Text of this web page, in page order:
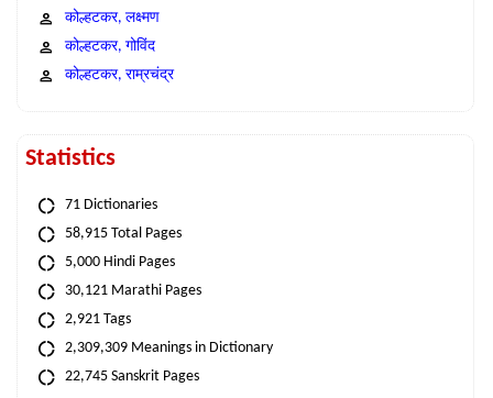
कोल्हटकर, लक्ष्मण
कोल्हटकर, गोविंद
कोल्हटकर, राम्रचंद्र
Statistics
71 Dictionaries
58,915 Total Pages
5,000 Hindi Pages
30,121 Marathi Pages
2,921 Tags
2,309,309 Meanings in Dictionary
22,745 Sanskrit Pages